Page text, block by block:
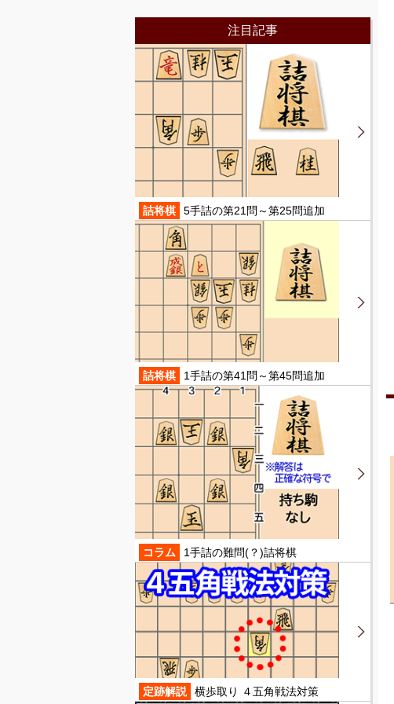
注目記事
詰将棋 5手詰の第21問～第25問追加
詰将棋 1手詰の第41問～第45問追加
コラム 1手詰の難問(？)詰将棋
定跡解説 横歩取り ４五角戦法対策